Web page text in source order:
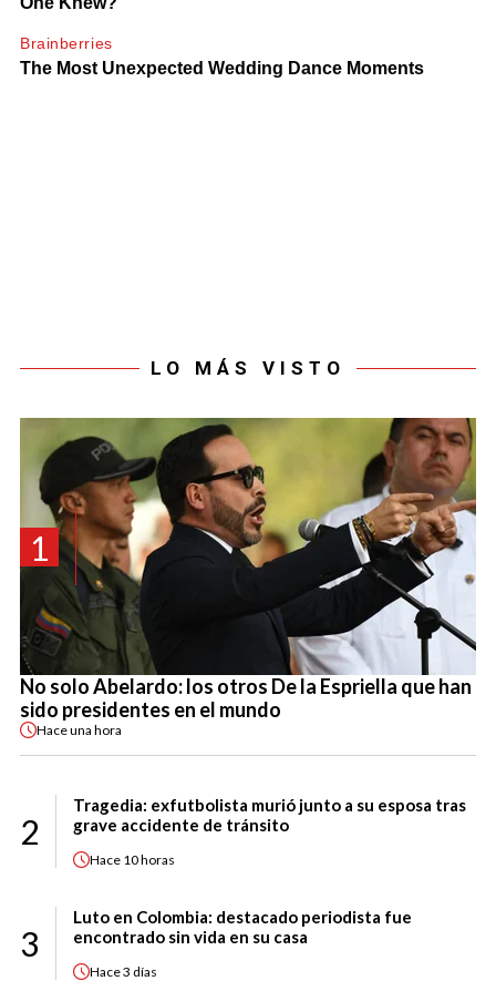
LO MÁS VISTO
1
No solo Abelardo: los otros De la Espriella que han
sido presidentes en el mundo
Haceuna hora
2
Tragedia: exfutbolista murió junto a su esposa tras
grave accidente de tránsito
Hace 10 horas
3
Luto en Colombia: destacado periodista fue
encontrado sin vida en su casa
Hace3 días